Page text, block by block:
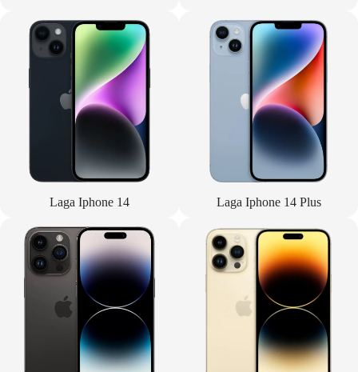
Laga Iphone 14 Laga Iphone 14 Plus